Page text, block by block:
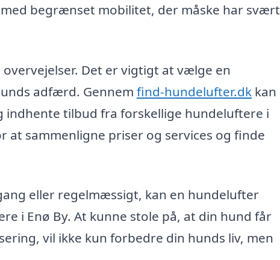
begrænset mobilitet, der måske har svært
Det er vigtigt at vælge en
adfærd. Gennem find-hundelufter.dk kan
indhente tilbud fra forskellige hundeluftere i
sammenligne priser og services og finde
eller regelmæssigt, kan en hundelufter
i Enø By. At kunne stole på, at din hund får
vil ikke kun forbedre din hunds liv, men